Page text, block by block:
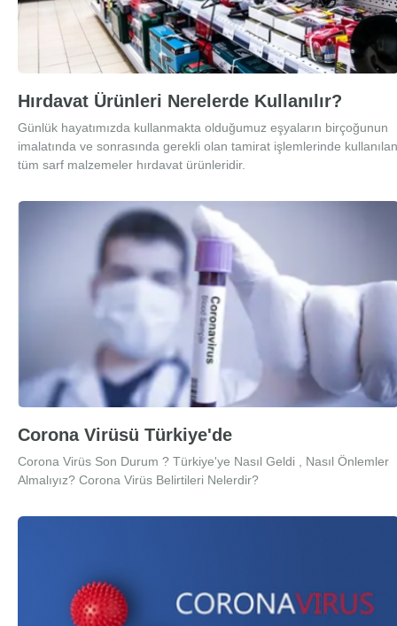
Hırdavat Ürünleri Nerelerde Kullanılır?
Günlük hayatımızda kullanmakta olduğumuz eşyaların birçoğunun
imalatında ve sonrasında gerekli olan tamirat işlemlerinde kullanılan
tüm sarf malzemeler hırdavat ürünleridir.
Corona Virüsü Türkiye'de
Corona Virüs Son Durum ? Türkiye'ye Nasıl Geldi , Nasıl Önlemler
Almalıyız? Corona Virüs Belirtileri Nelerdir?